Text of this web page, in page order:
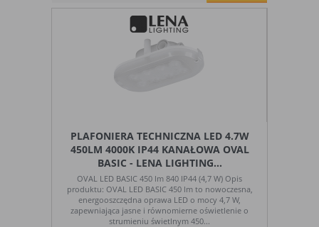
PLAFONIERA TECHNICZNA LED 4.7W
450LM 4000K IP44 KANAŁOWA OVAL
BASIC - LENA LIGHTING...
OVAL LED BASIC 450 lm 840 IP44 (4,7 W) Opis
produktu: OVAL LED BASIC 450 lm to nowoczesna,
energooszczędna oprawa LED o mocy 4,7 W,
zapewniająca jasne i równomierne oświetlenie o
strumieniu świetlnym 450...